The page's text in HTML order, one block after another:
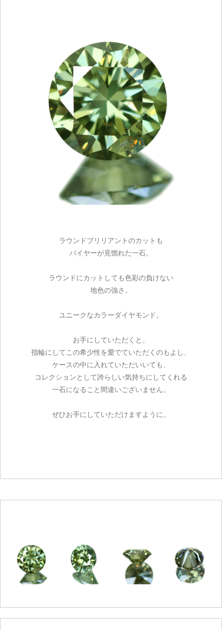
ラウンドブリリアントのカットも
バイヤーが見惚れた一石。
ラウンドにカットしても色彩の負けない
地色の強さ。
ユニークなカラーダイヤモンド。
お手にしていただくと、
指輪にしてこの希少性を愛でていただくのもよし、
ケースの中に入れていただいいても、
コレクションとして誇らしい気持ちにしてくれる
一石になること間違いございません。
ぜひお手にしていただけますように。